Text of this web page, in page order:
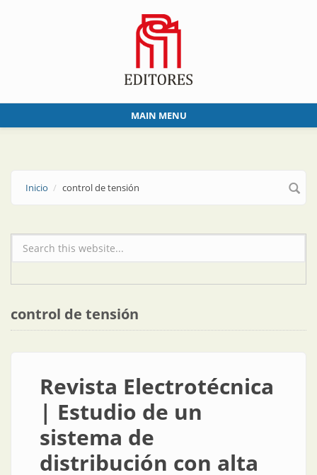
MAIN MENU
Inicio control de tensión
Formulario de búsqueda
control de tensión
Revista Electrotécnica
| Estudio de un
sistema de
distribución con alta